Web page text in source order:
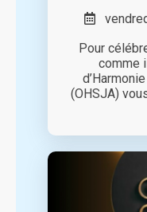
Pour
comme
(OHSJA)